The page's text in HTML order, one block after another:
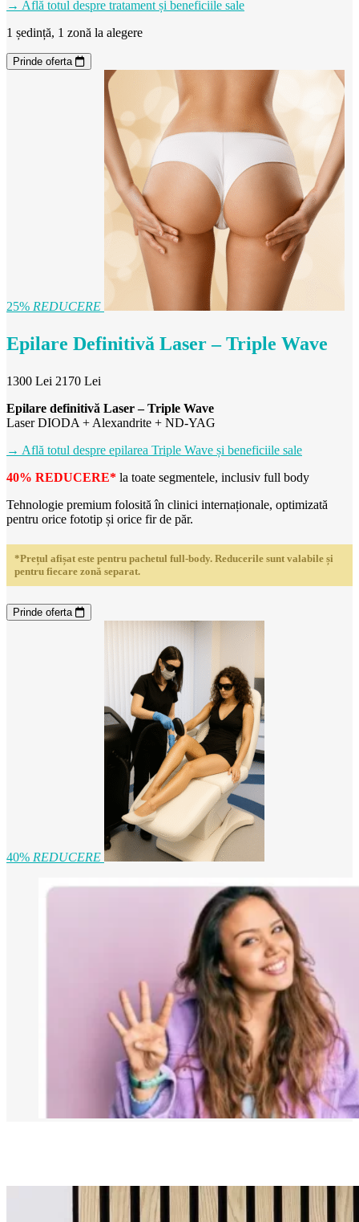
→ Află totul despre tratament și beneficiile sale
1 ședință, 1 zonă la alegere
Prinde oferta
25% REDUCERE
Epilare Definitivă Laser – Triple Wave
1300 Lei 2170 Lei
Epilare definitivă Laser – Triple Wave
Laser DIODA + Alexandrite + ND-YAG
→ Află totul despre epilarea Triple Wave și beneficiile sale
40% REDUCERE* la toate segmentele, inclusiv full body
Tehnologie premium folosită în clinici internaționale, optimizată
pentru orice fototip și orice fir de păr.
*Prețul afișat este pentru pachetul full-body. Reducerile sunt valabile și
pentru fiecare zonă separat.
Prinde oferta
40% REDUCERE